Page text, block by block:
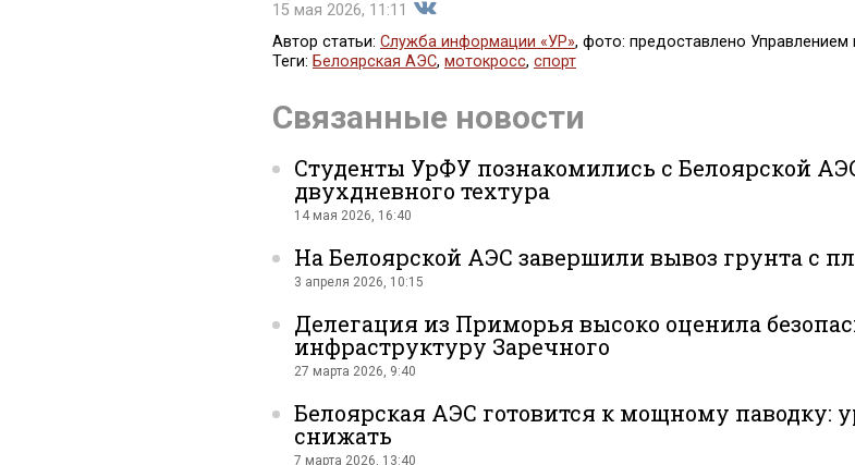
15 мая 2026, 11:11
во
Автор статьи: Служба информации «УР», фото: предоставлено
Теги: Белоярская АЭС, мотокросс, спорт
Связанные новости
Студенты УрФУ познакомились с Белоярской
двухдневного техтура
14 мая 2026, 16:40
На Белоярской АЭС завершили вывоз грунта с
3 апреля 2026, 10:15
Делегация из Приморья высоко оценила
инфраструктуру Заречного
27 марта 2026, 9:40
Белоярская АЭС готовится к мощному паводку:
снижать
7 марта 2026, 13:40